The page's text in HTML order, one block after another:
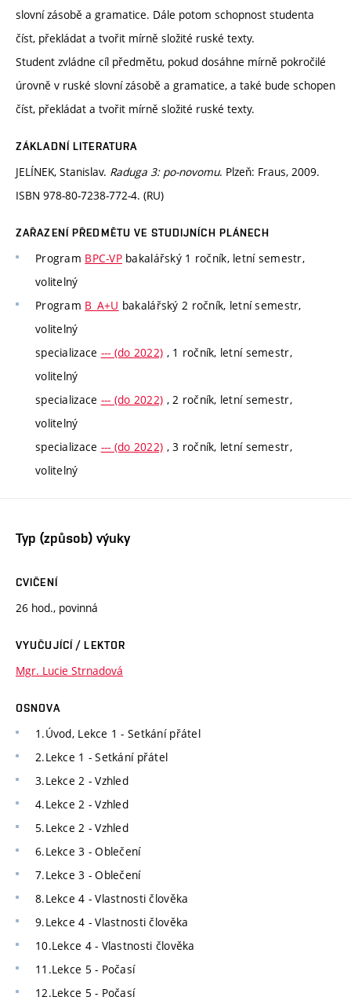
slovní zásobě a gramatice. Dále potom schopnost studenta
číst, překládat a tvořit mírně složité ruské texty.
Student zvládne cíl předmětu, pokud dosáhne mírně pokročilé
úrovně v ruské slovní zásobě a gramatice, a také bude schopen
číst, překládat a tvořit mírně složité ruské texty.
ZÁKLADNÍ LITERATURA
JELÍNEK, Stanislav. Raduga 3: po-novomu. Plzeň: Fraus, 2009.
ISBN 978-80-7238-772-4. (RU)
ZAŘAZENÍ PŘEDMĚTU VE STUDIJNÍCH PLÁNECH
Program BPC-VPbakalářský 1 ročník, letní semestr,
volitelný
Program B_A+U bakalářský 2 ročník, letní semestr,
volitelný
specializace --- (do 2022) , 1 ročník, letní semestr,
volitelný
specializace --- (do 2022) , 2 ročník, letní semestr,
volitelný
specializace --- (do 2022) , 3 ročník, letní semestr,
volitelný
Typ (způsob) výuky
CVIČENÍ
26 hod., povinná
VYUČUJÍCÍ / LEKTOR
Mgr. Lucie Strnadová
OSNOVA
1.Úvod, Lekce 1 - Setkání přátel
2.Lekce 1 - Setkání přátel
3.Lekce 2 - Vzhled
4.Lekce 2 - Vzhled
5.Lekce 2 - Vzhled
6.Lekce 3 - Oblečení
7.Lekce 3 - Oblečení
8.Lekce 4 - Vlastnosti člověka
9.Lekce 4 - Vlastnosti člověka
10.Lekce 4 - Vlastnosti člověka
11.Lekce 5 - Počasí
12.Lekce 5 - Počasí